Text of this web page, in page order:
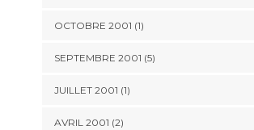
OCTOBRE 2001 (1)
SEPTEMBRE 2001 (5)
JUILLET 2001 (1)
AVRIL 2001 (2)